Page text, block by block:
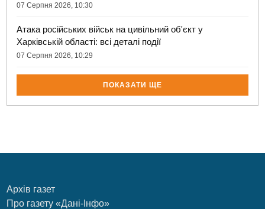
07 Серпня 2026, 10:30
Атака російських військ на цивільний об'єкт у
Харківській області: всі деталі події
07 Серпня 2026, 10:29
ПОКАЗАТИ ЩЕ
Архів газет
Про газету «Дані-Інфо»